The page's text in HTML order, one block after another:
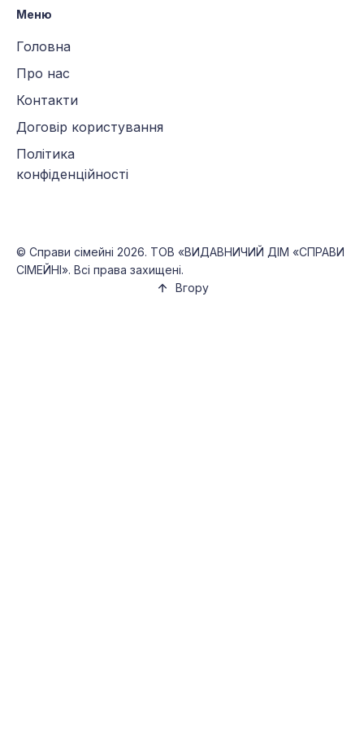
Меню
Головна
Про нас
Контакти
Договір користування
Політика
конфіденційності
© Справи сімейні 2026. ТОВ «ВИДАВНИЧИЙ ДІМ «СПРАВИ
СІМЕЙНІ». Всі права захищені.
Вгору